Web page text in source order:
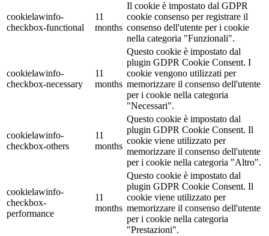
cookielawinfo-
checkbox-functional
11
months
Il cookie è impostato dal GDPR
cookie consenso per registrare il
consenso dell'utente per i cookie
nella categoria "Funzionali".
cookielawinfo-
checkbox-necessary
11
months
Questo cookie è impostato dal
plugin GDPR Cookie Consent. I
cookie vengono utilizzati per
memorizzare il consenso dell'utente
per i cookie nella categoria
"Necessari".
cookielawinfo-
checkbox-others
11
months
Questo cookie è impostato dal
plugin GDPR Cookie Consent. Il
cookie viene utilizzato per
memorizzare il consenso dell'utente
per i cookie nella categoria "Altro".
cookielawinfo-
checkbox-
performance
11
months
Questo cookie è impostato dal
plugin GDPR Cookie Consent. Il
cookie viene utilizzato per
memorizzare il consenso dell'utente
per i cookie nella categoria
"Prestazioni".